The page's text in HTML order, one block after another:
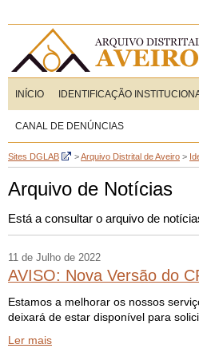
INÍCIO IDENTIFICAÇÃO
CANAL DE DENÚNCIAS
Sites DGLAB >Arquivo Distrital de Aveiro >
Arquivo de Notícias
Está a consultar o arquivo de
11 de Julho de 2022
AVISO: Nova Versão do
Estamos a melhorar os nossos
deixará de estar disponível para
Ler mais